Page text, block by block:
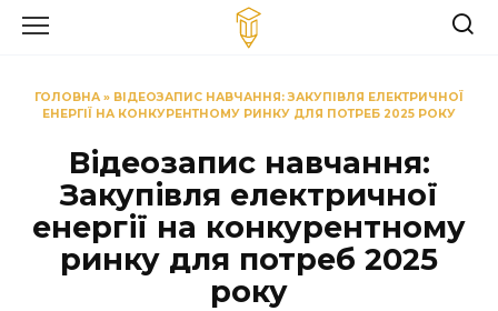
ГОЛОВНА» ВІДЕОЗАПИС НАВЧАННЯ: ЗАКУПІВЛЯ ЕЛЕКТРИЧНОЇ
ЕНЕРГІЇ НА КОНКУРЕНТНОМУ РИНКУ ДЛЯ ПОТРЕБ 2025 РОКУ
Відеозапис навчання:
Закупівля електричної
енергії на конкурентному
ринку для потреб 2025
року